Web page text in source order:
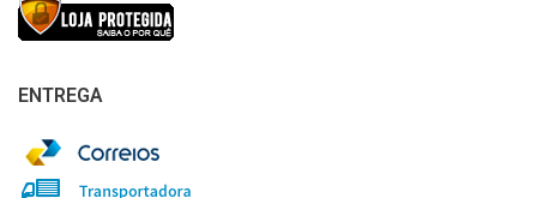
ENTREGA